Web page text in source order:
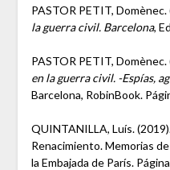
PASTOR PETIT, Domènec.
la guerra civil. Barcelona,
PASTOR PETIT, Domènec.
en la guerra civil. -Espías,
Barcelona, RobinBook.
QUINTANILLA, Luís.
Renacimiento. Memorias
la Embajada de París.